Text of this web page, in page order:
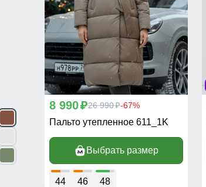
8 990p26 990p-67%
Пальто утепленное 611_1K
Выбрать размер
44 46 48